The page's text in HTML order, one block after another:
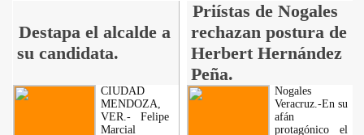
Destapa el alcalde a
su candidata.
Priístas de Nogales
rechazan postura de
Herbert Hernández
Peña.
CIUDAD
MENDOZA,
VER.- Felipe
Marcial
Nogales
Veracruz.-En su
afán
protagónico el